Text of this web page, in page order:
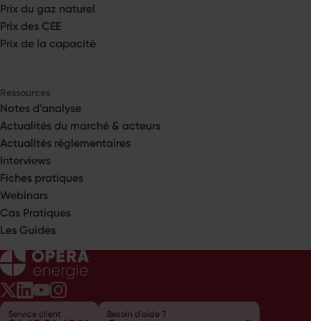
Prix du gaz naturel
Prix des CEE
Prix de la capacité
Ressources
Notes d’analyse
Actualités du marché & acteurs
Actualités réglementaires
Interviews
Fiches pratiques
Webinars
Cas Pratiques
Les Guides
Opéra Énergie sur Twitter
Opéra Énergie sur LinkedIn
Opéra Énergie sur Youtube
Opéra Énergie sur Instagram
Service client Besoin d'aide ?